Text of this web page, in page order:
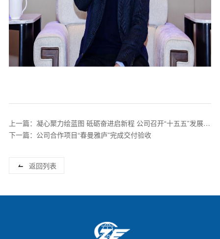
上一篇：凝心聚力绘蓝图 砥砺奋进启新程 公司召开“十五五”发展规
划专题学习会
下一篇：公司合作项目“春曼雅庐”完成交付验收
返回列表